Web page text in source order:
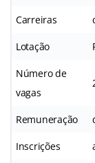
Carreiras
Lotação
Número de
vagas
Remuneração
Inscrições